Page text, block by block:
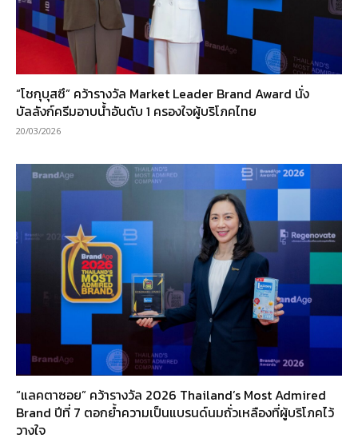
“โชกุบุสซึ” คว้ารางวัล Market Leader Brand Award นั่ง
บัลลังก์ครีมอาบน้ำอันดับ 1 ครองใจผู้บริโภคไทย
20/03/2026
“แลคตาซอย” คว้ารางวัล 2026 Thailand’s Most Admired
Brand ปีที่ 7 ตอกย้ำความเป็นแบรนด์นมถั่วเหลืองที่ผู้บริโภคไว้
วางใจ